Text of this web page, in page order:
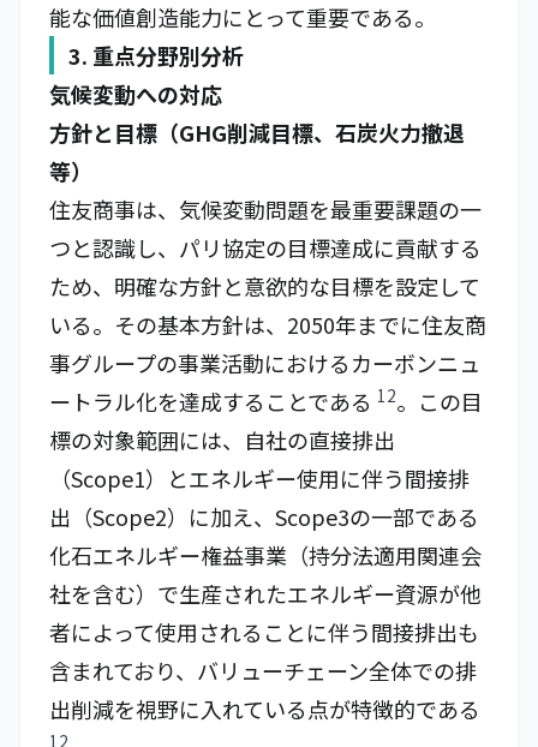
能な価値創造能力にとって重要である。
3. 重点分野別分析
気候変動への対応
方針と目標（GHG削減目標、石炭火力撤退
等）
住友商事は、気候変動問題を最重要課題の一
つと認識し、パリ協定の目標達成に貢献する
ため、明確な方針と意欲的な目標を設定して
いる。その基本方針は、2050年までに住友商
事グループの事業活動におけるカーボンニュ
ートラル化を達成することである 12。この目
標の対象範囲には、自社の直接排出
（Scope1）とエネルギー使用に伴う間接排
出（Scope2）に加え、Scope3の一部である
化石エネルギー権益事業（持分法適用関連会
社を含む）で生産されたエネルギー資源が他
者によって使用されることに伴う間接排出も
含まれており、バリューチェーン全体での排
出削減を視野に入れている点が特徴的である
12